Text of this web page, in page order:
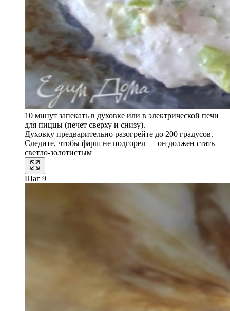
10 минут запекать в духовке или в электрической печи
для пиццы (печет сверху и снизу).
Духовку предварительно разогрейте до 200 градусов.
Следите, чтобы фарш не подгорел — он должен стать
светло-золотистым
Шаг 9